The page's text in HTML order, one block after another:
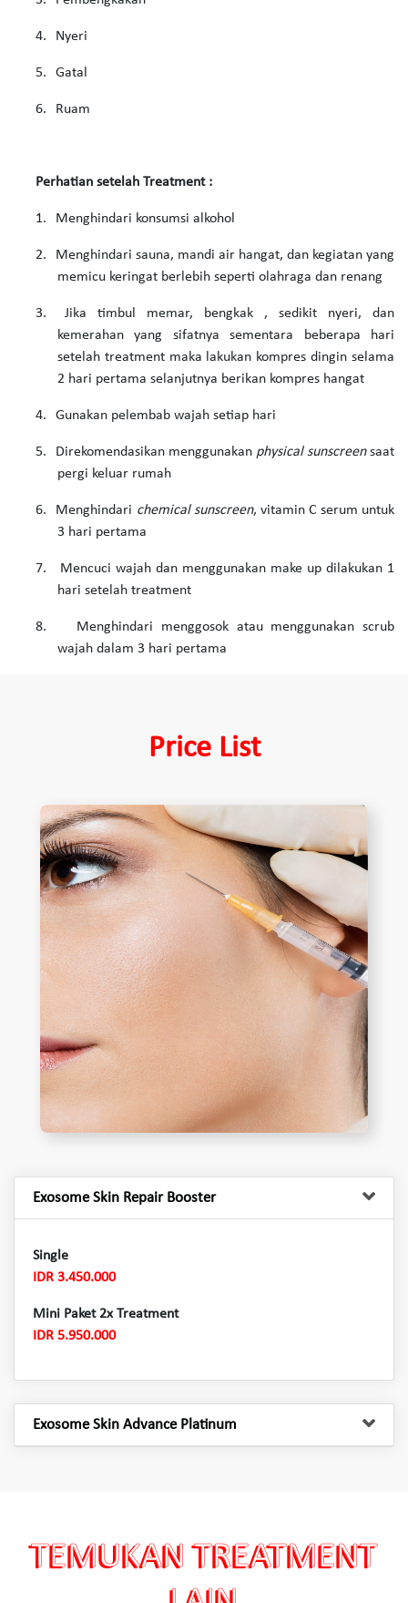
4. Nyeri
5. Gatal
6. Ruam
Perhatian setelah Treatment :
1. Menghindari konsumsi alkohol
2.
Menghindari sauna, mandi air hangat, dan kegiatan yang
memicu keringat berlebih seperti olahraga dan renang
3.
Jika timbul memar, bengkak , sedikit nyeri, dan
kemerahan yang sifatnya sementara beberapa hari
setelah treatment maka lakukan kompres dingin selama
2 hari pertama selanjutnya berikan kompres hangat
4. Gunakan pelembab wajah setiap hari
5. Direkomendasikan menggunakan physical sunscreensaat
pergi keluar rumah
6. Menghindari chemical sunscreen, vitamin C serum untuk
3 hari pertama
7.
Mencuci wajah dan menggunakan make up dilakukan 1
hari setelah treatment
8.
Menghindari menggosok atau menggunakan scrub
wajah dalam 3 hari pertama
Price List
Exosome Skin Repair Booster
Single
IDR 3.450.000
Mini Paket 2x Treatment
IDR 5.950.000
Exosome Skin Advance Platinum
TEMUKAN TREATMENT